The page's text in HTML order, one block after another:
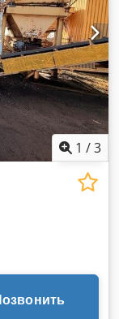
1 /3